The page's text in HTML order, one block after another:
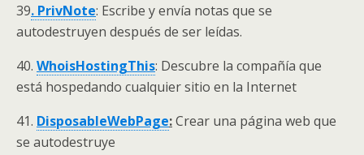
39. PrivNote: Escribe y envía notas que se
autodestruyen después de ser leídas.
40. WhoisHostingThis: Descubre la compañía que
está hospedando cualquier sitio en la Internet
41. DisposableWebPage:Crear una página web que
se autodestruye